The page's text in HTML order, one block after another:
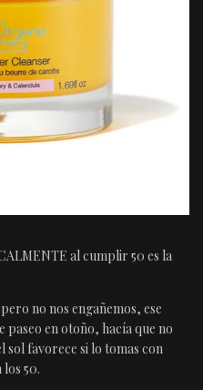
al cumplir 50 es la
no nos engañemos, ese
paseo en otoño, hacía que no
sol favorece si lo tomas con
50.